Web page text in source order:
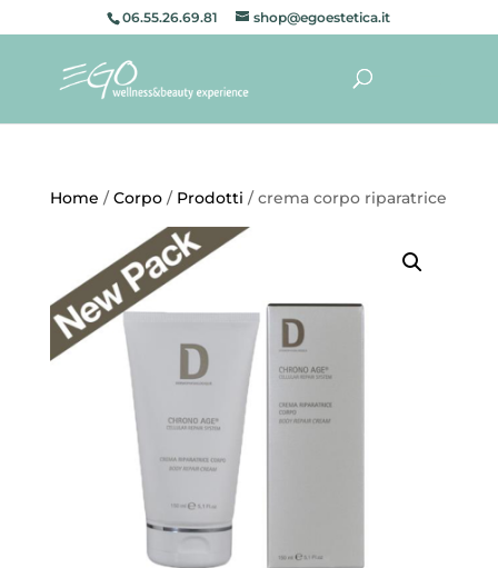
06.55.26.69.81 shop@egoestetica.it
Home /Corpo/ Prodotti / crema corpo riparatrice